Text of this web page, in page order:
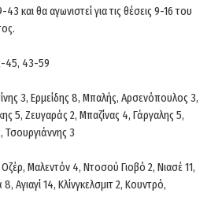
και θα αγωνιστεί για τις θέσεις 9-16 του
45, 43-59
3, Ερμείδης 8, Μπαλής, Αρσενόπουλος 3,
5, Ζευγαράς 2, Μπαζίνας 4, Γάργαλης 5,
Τσουργιάννης 3
Μαλεντόν 4, Ντοσού Γιοβό 2, Νιασέ 11,
Αγιαγί 14, Κλίνγκελσμιτ 2, Κουντρό,